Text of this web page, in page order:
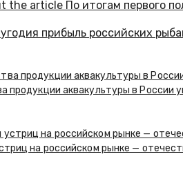
прибыль российских
продукции аквакультуры в России
на российском рынке —